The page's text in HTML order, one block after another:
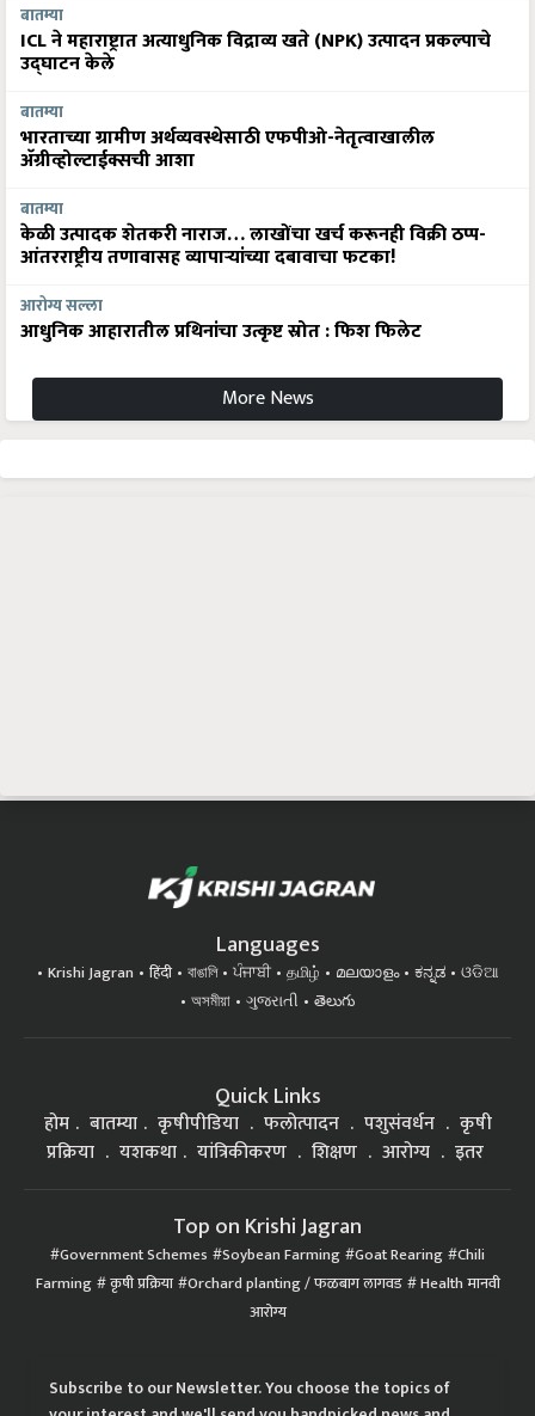
बातम्या
ICL ने महाराष्ट्रात अत्याधुनिक विद्राव्य खते (NPK) उत्पादन प्रकल्पाचे
उद्घाटन केले
बातम्या
भारताच्या ग्रामीण अर्थव्यवस्थेसाठी एफपीओ-नेतृत्वाखालील
अ‍ॅग्रीव्होल्टाईक्सची आशा
बातम्या
केळी उत्पादक शेतकरी नाराज… लाखोंचा खर्च करूनही विक्री ठप्प-
आंतरराष्ट्रीय तणावासह व्यापाऱ्यांच्या दबावाचा फटका!
आरोग्य सल्ला
आधुनिक आहारातील प्रथिनांचा उत्कृष्ट स्रोत : फिश फिलेट
More News
Languages
Krishi Jagran हिंदी বাঙালি ਪੰਜਾਬੀ தமிழ் മലയാളം ಕನ್ನಡ
ଓଡିଆ
অসমীয়া
ગુજરાતી తెలుగు
Quick Links
होम बातम्या कृषीपीडिया फलोत्पादन पशुसंवर्धन
कृषी
प्रक्रिया
यशकथा यांत्रिकीकरण शिक्षण आरोग्य इतर
Top on Krishi Jagran
Government Schemes Soybean Farming Goat Rearing Chili
Farming कृषी प्रक्रिया Orchard planting / फळबाग लागवड Health मानवी
आरोग्य
Subscribe to our Newsletter. You choose the topics of